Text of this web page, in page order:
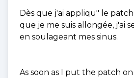
Dès que j'ai appliqu" le
que je me suis allongée, j'ai
en soulageant mes sinus.
As soon as I put the patch